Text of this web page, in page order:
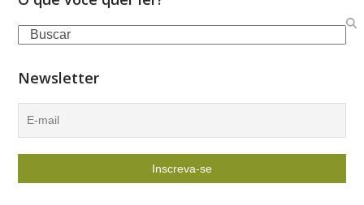
Search
Newsletter